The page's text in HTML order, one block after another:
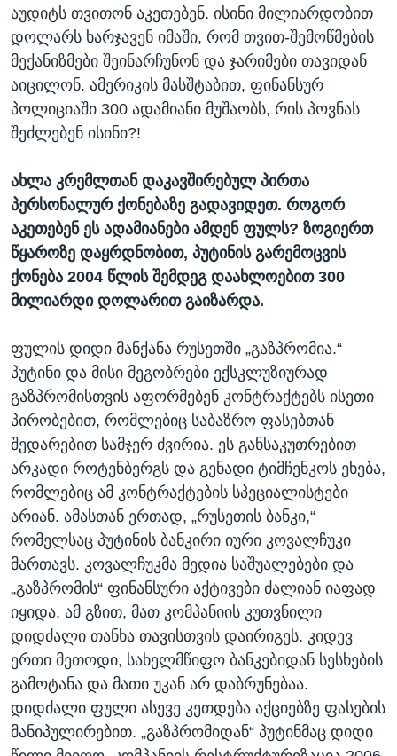
აუდიტს თვითონ აკეთებენ. ისინი მილიარდობით
დოლარს ხარჯავენ იმაში, რომ თვით-შემოწმების
მექანიზმები შეინარჩუნონ და ჯარიმები თავიდან
აიცილონ. ამერიკის მასშტაბით, ფინანსურ
პოლიციაში 300 ადამიანი მუშაობს, რის პოვნას
შეძლებენ ისინი?!
ახლა კრემლთან დაკავშირებულ პირთა
პერსონალურ ქონებაზე გადავიდეთ. როგორ
აკეთებენ ეს ადამიანები ამდენ ფულს? ზოგიერთ
წყაროზე დაყრდნობით, პუტინის გარემოცვის
ქონება 2004 წლის შემდეგ დაახლოებით 300
მილიარდი დოლარით გაიზარდა.
ფულის დიდი მანქანა რუსეთში „გაზპრომია.“
პუტინი და მისი მეგობრები ექსკლუზიურად
გაზპრომისთვის აფორმებენ კონტრაქტებს ისეთი
პირობებით, რომლებიც საბაზრო ფასებთან
შედარებით სამჯერ ძვირია. ეს განსაკუთრებით
არკადი როტენბერგს და გენადი ტიმჩენკოს ეხება,
რომლებიც ამ კონტრაქტების სპეციალისტები
არიან. ამასთან ერთად, „რუსეთის ბანკი,“
რომელსაც პუტინის ბანკირი იური კოვალჩუკი
მართავს. კოვალჩუკმა მედია საშუალებები და
„გაზპრომის“ ფინანსური აქტივები ძალიან იაფად
იყიდა. ამ გზით, მათ კომპანიის კუთვნილი
დიდძალი თანხა თავისთვის დაირიგეს. კიდევ
ერთი მეთოდი, სახელმწიფო ბანკებიდან სესხების
გამოტანა და მათი უკან არ დაბრუნებაა.
დიდძალი ფული ასევე კეთდება აქციებზე ფასების
მანიპულირებით. „გაზპრომიდან“ პუტინმაც დიდი